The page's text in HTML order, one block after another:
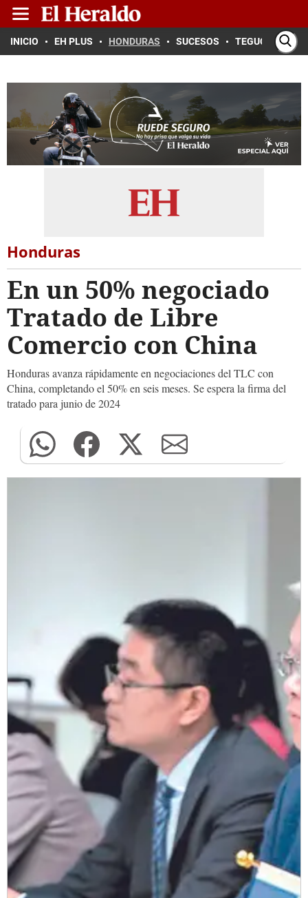
INICIO EH PLUS HONDURAS SUCESOS TEGUCIGALPA
Honduras
En un 50% negociado
Tratado de Libre
Comercio con China
Honduras avanza rápidamente en negociaciones del TLC con
China, completando el 50% en seis meses. Se espera la firma del
tratado para junio de 2024